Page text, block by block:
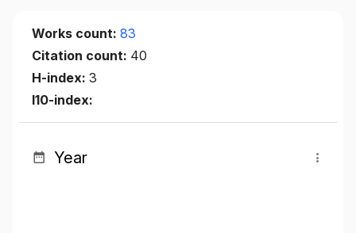
Works count: 83
Citation count: 40
H-index: 3
I10-index:
Year